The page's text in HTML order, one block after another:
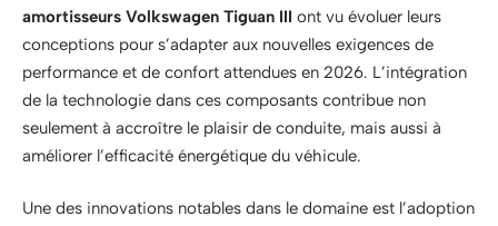
amortisseurs Volkswagen Tiguan III ont vu évoluer leurs
conceptions pour s’adapter aux nouvelles exigences de
performance et de confort attendues en 2026. L’intégration
de la technologie dans ces composants contribue non
seulement à accroître le plaisir de conduite, mais aussi à
améliorer l’efficacité énergétique du véhicule.
Une des innovations notables dans le domaine est l’adoption